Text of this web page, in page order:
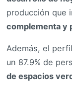
producción que
complementa y
Además, el
un 87.9% de
de espacios